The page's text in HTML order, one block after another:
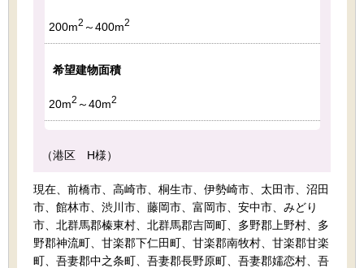
200m2 ～400m2
希望建物面積
20m2 ～40m2
（港区 H様）
現在、前橋市、高崎市、桐生市、伊勢崎市、太田市、沼田
市、館林市、渋川市、藤岡市、富岡市、安中市、みどり
市、北群馬郡榛東村、北群馬郡吉岡町、多野郡上野村、多
野郡神流町、甘楽郡下仁田町、甘楽郡南牧村、甘楽郡甘楽
町、吾妻郡中之条町、吾妻郡長野原町、吾妻郡嬬恋村、吾